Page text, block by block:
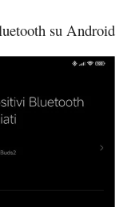
su Android